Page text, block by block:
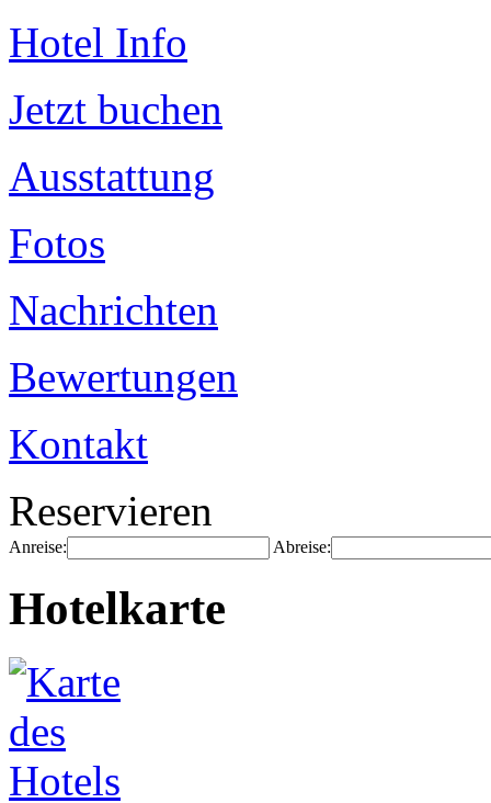
Hotel Info
Jetzt buchen
Ausstattung
Fotos
Nachrichten
Bewertungen
Kontakt
Reservieren
Anreise: Abreise:
Hotelkarte